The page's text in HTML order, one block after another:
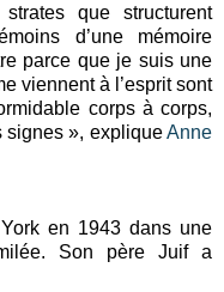
que structurent
d’une mémoire
parce que je suis une
viennent à l’esprit sont
corps à corps,
signes », expliqueAnne
en 1943 dans une
Son père Juif a